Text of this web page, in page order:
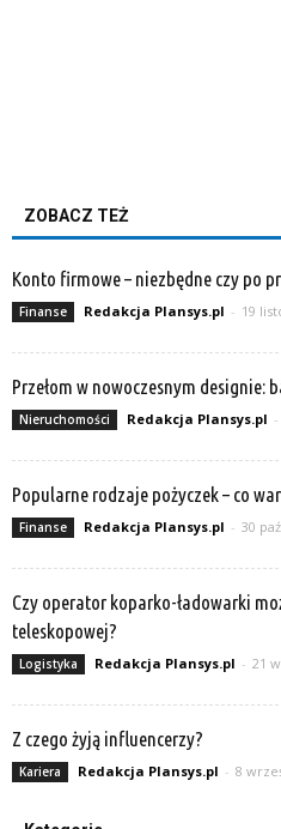
ZOBACZ TEŻ
Konto firmowe – niezbędne czy po
Finanse Redakcja Plansys.pl - 19
Przełom w nowoczesnym designie:
Nieruchomości Redakcja Plansys.pl -
Popularne rodzaje pożyczek – co
Finanse Redakcja Plansys.pl - 30
Czy operator koparko-ładowarki
teleskopowej?
Logistyka Redakcja Plansys.pl - 21
Z czego żyją influencerzy?
Kariera Redakcja Plansys.pl - 8